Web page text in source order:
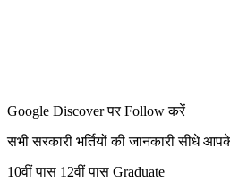
Google Discover पर Follow करें
सभी सरकारी भर्तियों की जानकारी सीधे
10वीं पास 12वीं पास Graduate